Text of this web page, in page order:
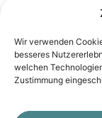
Wir verwenden
besseres
welchen
Zustimmung
Unsere
E-Mail: